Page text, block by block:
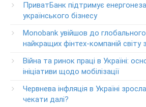
+38-056-716-11-31
клиентов ПриватБанка
Колл центр: 3700
Круглосуточный телефон
ПриватБанка
+38-056-716-12-12
+38-073-900-00-02
ПриватБанк підтримує
українського бізнесу
Monobank увійшов до
найкращих фінтех-компаній світу
Війна та ринок праці в Україні:
ініціативи щодо мобілізації
Червнева інфляція в Україні
чекати далі?